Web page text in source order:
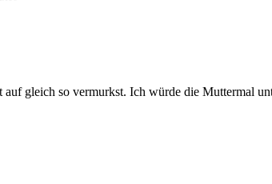
gleich so vermurkst. Ich würde die Muttermal